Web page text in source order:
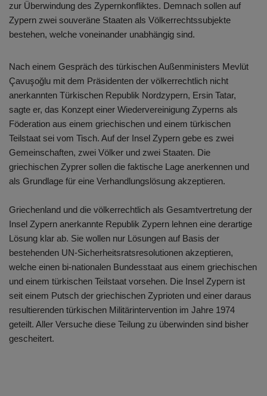
zur Überwindung des Zypernkonfliktes. Demnach sollen auf
Zypern zwei souveräne Staaten als Völkerrechtssubjekte
bestehen, welche voneinander unabhängig sind.
Nach einem Gespräch des türkischen Außenministers Mevlüt
Çavuşoğlu mit dem Präsidenten der völkerrechtlich nicht
anerkannten Türkischen Republik Nordzypern, Ersin Tatar,
sagte er, das Konzept einer Wiedervereinigung Zyperns als
Föderation aus einem griechischen und einem türkischen
Teilstaat sei vom Tisch. Auf der Insel Zypern gebe es zwei
Gemeinschaften, zwei Völker und zwei Staaten. Die
griechischen Zyprer sollen die faktische Lage anerkennen und
als Grundlage für eine Verhandlungslösung akzeptieren.
Griechenland und die völkerrechtlich als Gesamtvertretung der
Insel Zypern anerkannte Republik Zypern lehnen eine derartige
Lösung klar ab. Sie wollen nur Lösungen auf Basis der
bestehenden UN-Sicherheitsratsresolutionen akzeptieren,
welche einen bi-nationalen Bundesstaat aus einem griechischen
und einem türkischen Teilstaat vorsehen. Die Insel Zypern ist
seit einem Putsch der griechischen Zyprioten und einer daraus
resultierenden türkischen Militärintervention im Jahre 1974
geteilt. Aller Versuche diese Teilung zu überwinden sind bisher
gescheitert.